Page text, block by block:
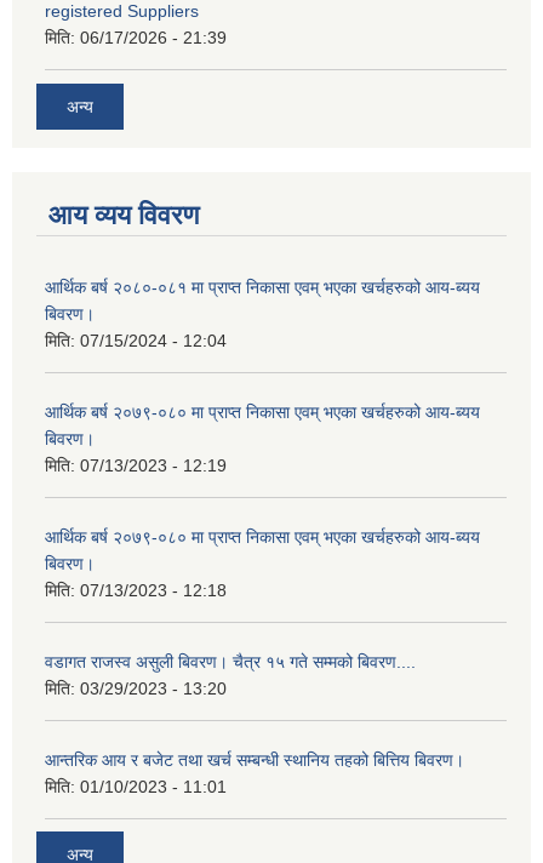
registered Suppliers
मिति: 06/17/2026 - 21:39
अन्य
आय व्यय विवरण
आर्थिक बर्ष २०८०-०८१ मा प्राप्त निकासा एवम् भएका खर्चहरुको आय-ब्यय
बिवरण।
मिति: 07/15/2024 - 12:04
आर्थिक बर्ष २०७९-०८० मा प्राप्त निकासा एवम् भएका खर्चहरुको आय-ब्यय
बिवरण।
मिति: 07/13/2023 - 12:19
आर्थिक बर्ष २०७९-०८० मा प्राप्त निकासा एवम् भएका खर्चहरुको आय-ब्यय
बिवरण।
मिति: 07/13/2023 - 12:18
वडागत राजस्व असुली बिवरण। चैत्र १५ गते सम्मको बिवरण....
मिति: 03/29/2023 - 13:20
आन्तरिक आय र बजेट तथा खर्च सम्बन्धी स्थानिय तहको बित्तिय बिवरण।
मिति: 01/10/2023 - 11:01
अन्य